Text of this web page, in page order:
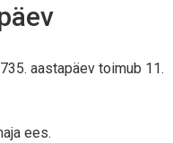
aastapäev toimub 11.
ees.